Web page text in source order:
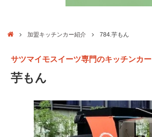
加盟キッチンカー紹介 784.芋もん
サツマイモスイーツ専門のキッチンカー
芋もん